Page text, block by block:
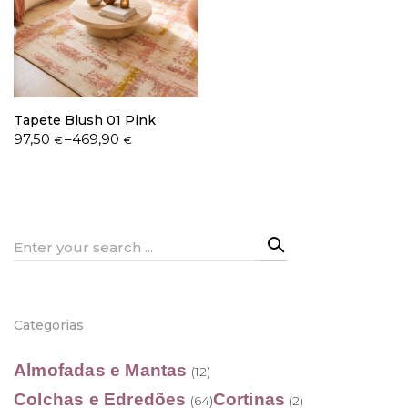
Política de Privacidade
Tapete Blush 01 Pink
97,50 €–469,90€
Price
Search
Categorias
Almofadas e Mantas (12)
Colchas e Edredões (64)Cortinas (2)